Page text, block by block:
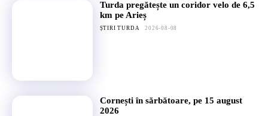
Turda pregătește un coridor velo de 6,5
km pe Arieș
ȘTIRI TURDA 2026-08-08
Cornești în sărbătoare, pe 15 august
2026